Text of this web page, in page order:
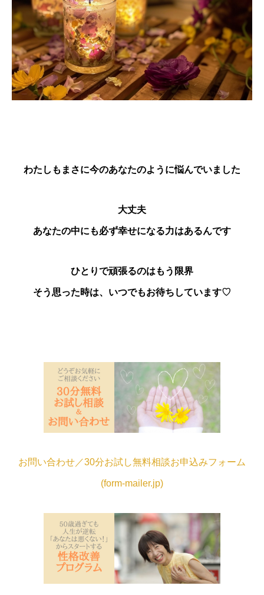
わたしもまさに今のあなたのように悩んでいました
大丈夫
あなたの中にも必ず幸せになる力はあるんです
ひとりで頑張るのはもう限界
そう思った時は、いつでもお待ちしています♡
お問い合わせ／30分お試し無料相談お申込みフォーム
(form-mailer.jp)